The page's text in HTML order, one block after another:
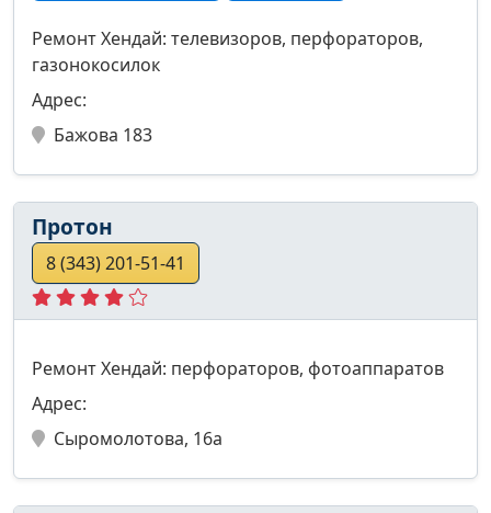
Ремонт Хендай: телевизоров, перфораторов,
газонокосилок
Адрес:
Бажова 183
Протон
8 (343) 201-51-41
Ремонт Хендай: перфораторов, фотоаппаратов
Адрес:
Сыромолотова, 16а